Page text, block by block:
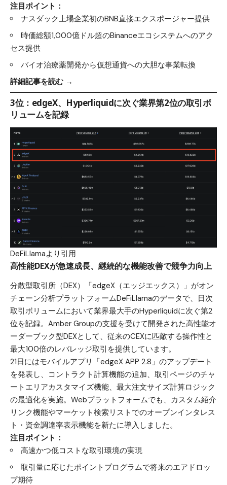
注目ポイント：
ナスダック上場企業初のBNB直接エクスポージャー提供
時価総額1,000億ドル超のBinanceエコシステムへのアク
セス提供
バイオ治療薬開発から仮想通貨への大胆な事業転換
詳細記事を読む →
3位：edgeX、Hyperliquidに次ぐ業界第2位の取引ボ
リュームを記録
DeFiLlamaより引用
高性能DEXが急速成長、継続的な機能改善で競争力向上
分散型取引所（DEX）「edgeX（エッジエックス）」がオン
チェーン分析プラットフォームDeFiLlamaのデータで、日次
取引ボリュームにおいて業界最大手のHyperliquidに次ぐ第2
位を記録。Amber Groupの支援を受けて開発された高性能オ
ーダーブック型DEXとして、従来のCEXに匹敵する操作性と
最大100倍のレバレッジ取引を提供しています。
21日にはモバイルアプリ「edgeX APP 2.8」のアップデート
を発表し、コントラクト計算機能の追加、取引ページのチャ
ートエリアカスタマイズ機能、最大注文サイズ計算ロジック
の最適化を実施。Webプラットフォームでも、カスタム紹介
リンク機能やマーケット検索リストでのオープンインタレス
ト・資金調達率表示機能を新たに導入しました。
注目ポイント：
高速かつ低コストな取引環境の実現
取引量に応じたポイントプログラムで将来のエアドロッ
プ期待